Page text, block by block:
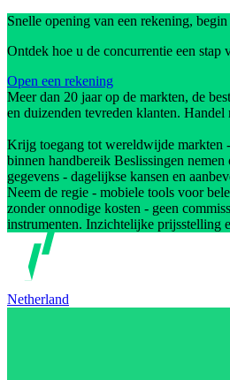
Snelle opening van een rekening,
Ontdek hoe u de concurrentie een stap
Open een rekening
Meer dan 20 jaar op de markten, de
en duizenden tevreden klanten. Handel
Krijg toegang tot wereldwijde markten
binnen handbereik Beslissingen nemen
gegevens - dagelijkse kansen en
Neem de regie - mobiele tools voor
zonder onnodige kosten - geen
instrumenten. Inzichtelijke prijsstelling
Netherland